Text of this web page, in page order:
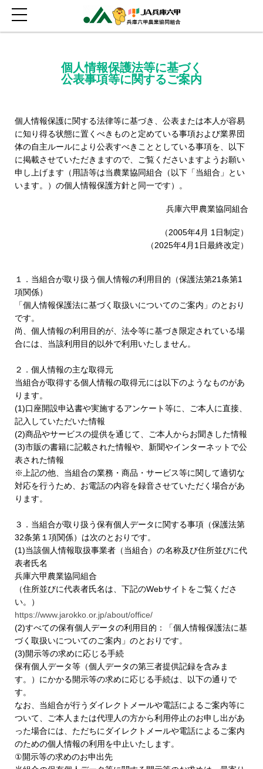
個人情報保護法等に基づく
公表事項等に関するご案内
個人情報保護に関する法律等に基づき、公表または本人が容易
に知り得る状態に置くべきものと定めている事項および業界団
体の自主ルールにより公表すべきこととしている事項を、以下
に掲載させていただきますので、ご覧くださいますようお願い
申し上げます（用語等は当農業協同組合（以下「当組合」とい
います。）の個人情報保護方針と同一です）。
兵庫六甲農業協同組合
（2005年4月 1日制定）
（2025年4月1日最終改定）
１．当組合が取り扱う個人情報の利用目的（保護法第21条第1
項関係）
「個人情報保護法に基づく取扱いについてのご案内」のとおり
です。
尚、個人情報の利用目的が、法令等に基づき限定されている場
合には、当該利用目的以外で利用いたしません。
２．個人情報の主な取得元
当組合が取得する個人情報の取得元には以下のようなものがあ
ります。
(1)口座開設申込書や実施するアンケート等に、ご本人に直接、
記入していただいた情報
(2)商品やサービスの提供を通じて、ご本人からお聞きした情報
(3)市販の書籍に記載された情報や、新聞やインターネットで公
表された情報
※上記の他、当組合の業務・商品・サービス等に関して適切な
対応を行うため、お電話の内容を録音させていただく場合があ
ります。
３．当組合が取り扱う保有個人データに関する事項（保護法第
32条第１項関係）は次のとおりです。
(1)当該個人情報取扱事業者（当組合）の名称及び住所並びに代
表者氏名
兵庫六甲農業協同組合
（住所並びに代表者氏名は、下記のWebサイトをご覧くださ
い。）
https://www.jarokko.or.jp/about/office/
(2)すべての保有個人データの利用目的：「個人情報保護法に基
づく取扱いについてのご案内」のとおりです。
(3)開示等の求めに応じる手続
保有個人データ等（個人データの第三者提供記録を含みま
す。）にかかる開示等の求めに応じる手続は、以下の通りで
す。
なお、当組合が行うダイレクトメールや電話によるご案内等に
ついて、ご本人または代理人の方から利用停止のお申し出があ
った場合には、ただちにダイレクトメールや電話によるご案内
のための個人情報の利用を中止いたします。
①開示等の求めのお申出先